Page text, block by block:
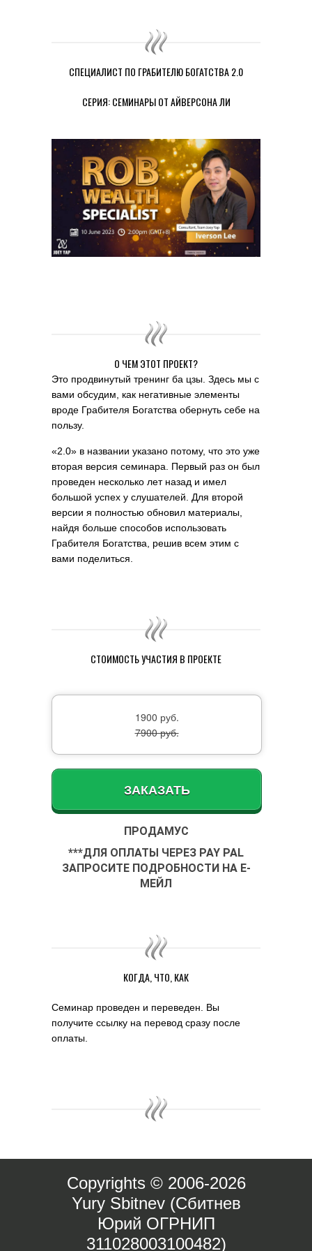
СПЕЦИАЛИСТ ПО ГРАБИТЕЛЮ БОГАТСТВА 2.0
СЕРИЯ: СЕМИНАРЫ ОТ АЙВЕРСОНА ЛИ
О ЧЕМ ЭТОТ ПРОЕКТ?
Это продвинутый тренинг ба цзы. Здесь мы с
вами обсудим, как негативные элементы
вроде Грабителя Богатства обернуть себе на
пользу.
«2.0» в названии указано потому, что это уже
вторая версия семинара. Первый раз он был
проведен несколько лет назад и имел
большой успех у слушателей. Для второй
версии я полностью обновил материалы,
найдя больше способов использовать
Грабителя Богатства, решив всем этим с
вами поделиться.
СТОИМОСТЬ УЧАСТИЯ В ПРОЕКТЕ
1900 руб.
7900 руб.
ЗАКАЗАТЬ
ПРОДАМУС
***ДЛЯ ОПЛАТЫ ЧЕРЕЗ PAY PAL
ЗАПРОСИТЕ ПОДРОБНОСТИ НА Е-
МЕЙЛ
КОГДА, ЧТО, КАК
Семинар проведен и переведен. Вы
получите ссылку на перевод сразу после
оплаты.
Copyrights © 2006-2026
Yury Sbitnev (Сбитнев
Юрий ОГРНИП
311028003100482)